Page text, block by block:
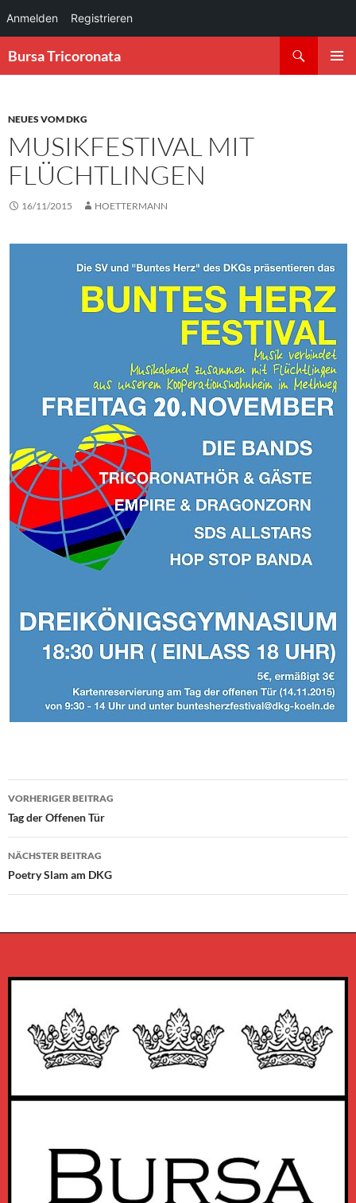
Anmelden Registrieren
Inhalt
Bursa Tricoronata
NEUES VOM DKG
MUSIKFESTIVAL MIT
FLÜCHTLINGEN
16/11/2015 HOETTERMANN
Beitragsnavigation
VORHERIGER BEITRAG
Tag der Offenen Tür
NÄCHSTER BEITRAG
Poetry Slam am DKG